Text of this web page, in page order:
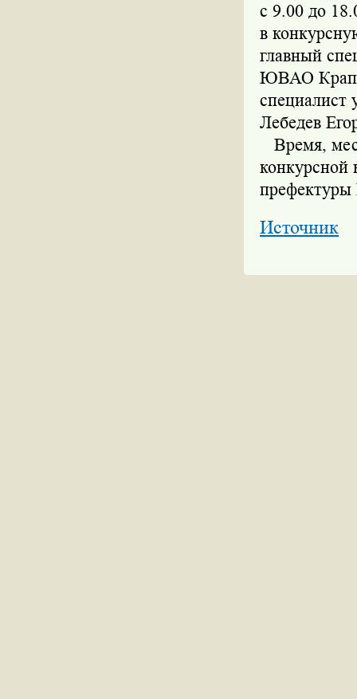
с 9.00 до
в
главный
ЮВАО
специалист
Лебедев
Время,
конкурсной
Источник